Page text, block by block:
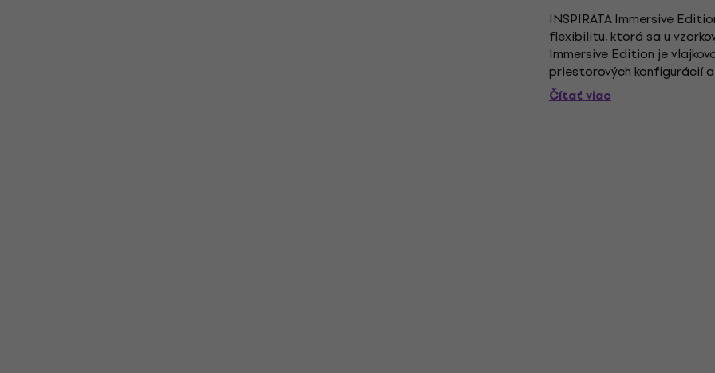
INSPIRATA Immersive
flexibilitu, ktorá sa u
Immersive Edition je
priestorových konfigurácií
vytvorenou v
Čítať viac